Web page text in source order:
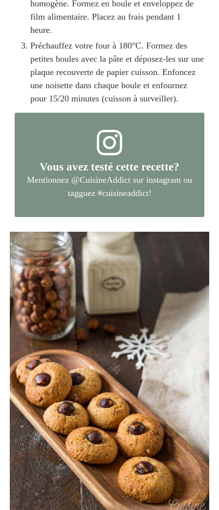
homogène. Formez en boule et enveloppez de
film alimentaire. Placez au frais pendant 1
heure.
Préchauffez votre four à 180°C. Formez des
petites boules avec la pâte et déposez-les sur une
plaque recouverte de papier cuisson. Enfoncez
une noisette dans chaque boule et enfournez
pour 15/20 minutes (cuisson à surveiller).
Vous avez testé cette recette?
Mentionnez @CuisineAddict sur instagram ou
tagguez #cuisineaddict!